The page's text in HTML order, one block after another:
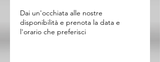
Dai un'occhiata alle nostre
disponibilità e prenota la data e
l'orario che preferisci